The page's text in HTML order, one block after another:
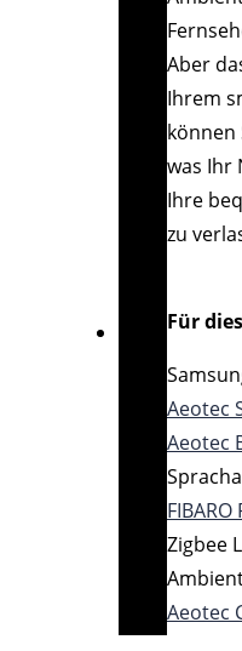
Aber
Ihrem
können
was Ihr
Ihre
zu
Für
Aeotec
Aeotec
Zigbee
Aeotec